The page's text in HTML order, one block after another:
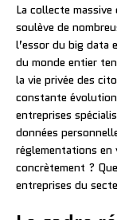
La collecte
soulève de
l’essor du big data
du monde entier
la vie privée des
constante
entreprises
données
réglementations en
concrètement ?
entreprises du